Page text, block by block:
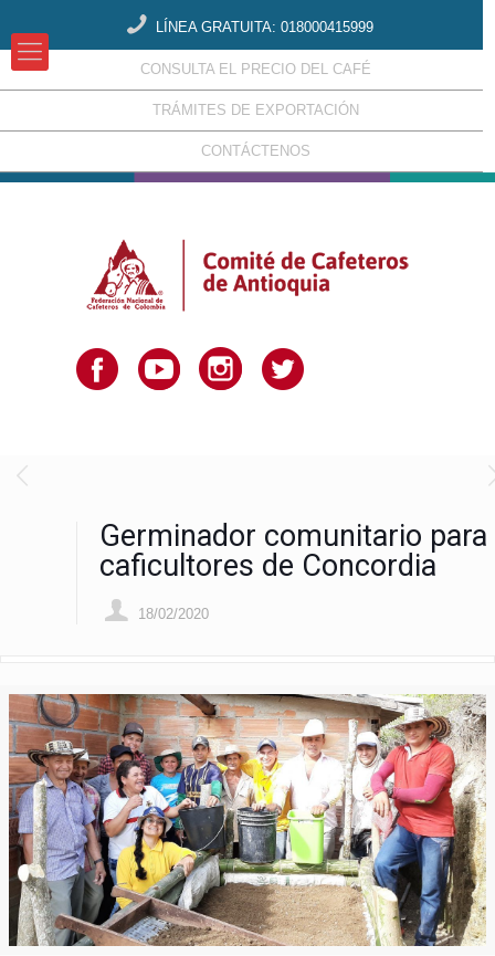
LÍNEA GRATUITA: 018000415999
CONSULTA EL PRECIO DEL CAFÉ
TRÁMITES DE EXPORTACIÓN
CONTÁCTENOS
Germinador comunitario para
caficultores de Concordia
18/02/2020